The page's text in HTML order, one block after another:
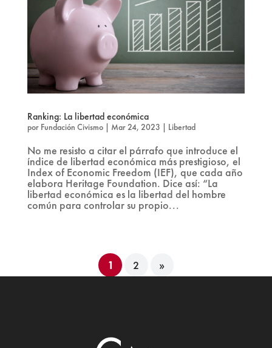
Ranking: La libertad económica
por Fundación Civismo| Mar 24, 2023 | Libertad
No me resisto a citar el párrafo que introduce el
índice de libertad económica más prestigioso, el
Index of Economic Freedom (IEF), que cada año
elabora Heritage Foundation. Dice así: “La
libertad económica es la libertad del hombre
común para controlar su propio...
1 2 »